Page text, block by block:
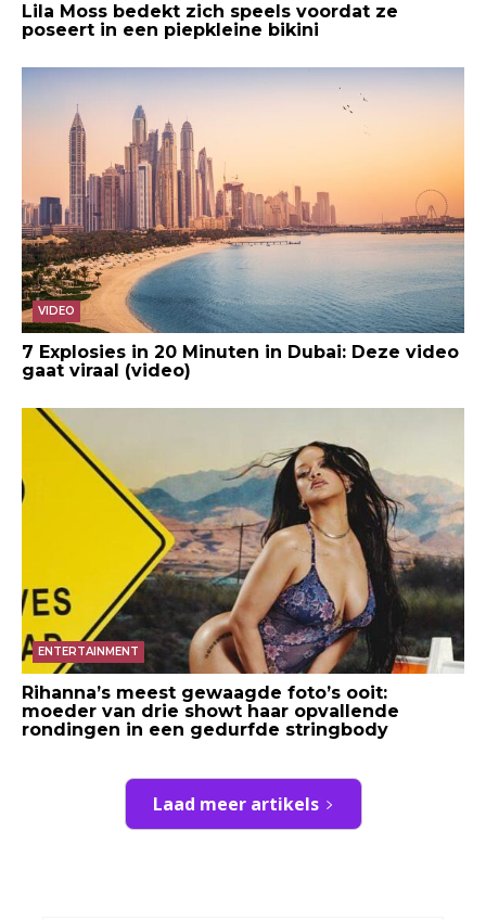
Lila Moss bedekt zich speels voordat ze
poseert in een piepkleine bikini
VIDEO
7 Explosies in 20 Minuten in Dubai: Deze video
gaat viraal (video)
ENTERTAINMENT
Rihanna’s meest gewaagde foto’s ooit:
moeder van drie showt haar opvallende
rondingen in een gedurfde stringbody
Laad meer artikels